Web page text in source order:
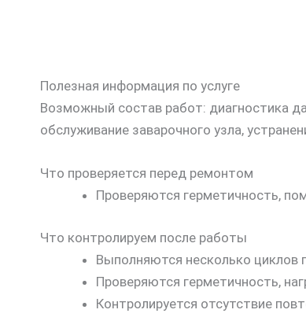
Полезная информация по услуге
Возможный состав работ: диагностика
обслуживание заварочного узла,
Что проверяется перед ремонтом
Проверяются герметичность,
Что контролируем после работы
Выполняются несколько циклов
Проверяются герметичность,
Контролируется отсутствие